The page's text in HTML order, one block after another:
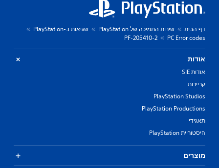
דף הבית שירות התמיכה של PlayStation
שגיאות ב-PlayStation
PC Error codes
PF-205410-2
אודות
אודות SIE
קריירות
PlayStation Studios
PlayStation Productions
תאגידי
היסטוריית PlayStation
מוצרים